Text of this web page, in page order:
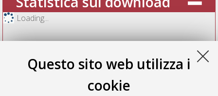
Questo sito web utilizza i
cookie
Loading...